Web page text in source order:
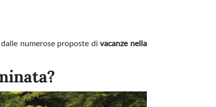
dalle numerose proposte divacanze nella